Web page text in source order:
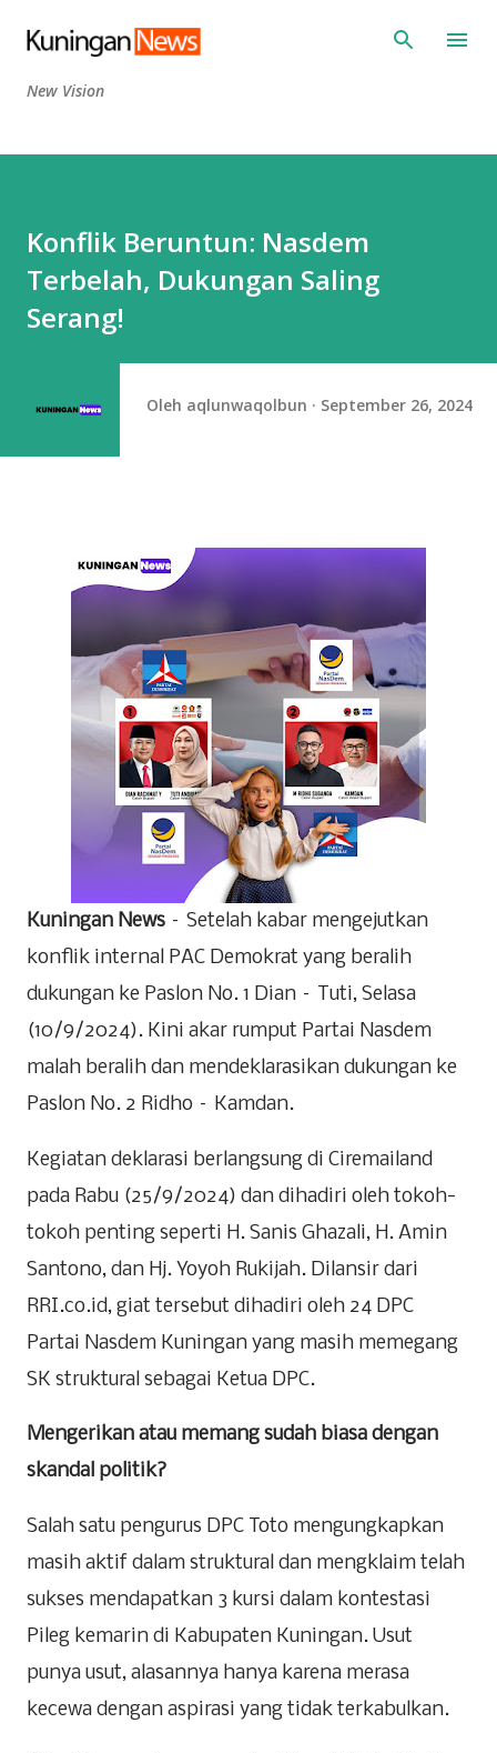
Langsung ke konten utama
New Vision
Konflik Beruntun: Nasdem
Terbelah, Dukungan Saling
Serang!
Oleh aqlunwaqolbun September 26, 2024
Kuningan News – Setelah kabar mengejutkan
konflik internal PAC Demokrat yang beralih
dukungan ke Paslon No. 1 Dian – Tuti, Selasa
(10/9/2024). Kini akar rumput Partai Nasdem
malah beralih dan mendeklarasikan dukungan ke
Paslon No. 2 Ridho – Kamdan.
Kegiatan deklarasi berlangsung di Ciremailand
pada Rabu (25/9/2024) dan dihadiri oleh tokoh-
tokoh penting seperti H. Sanis Ghazali, H. Amin
Santono, dan Hj. Yoyoh Rukijah. Dilansir dari
RRI.co.id, giat tersebut dihadiri oleh 24 DPC
Partai Nasdem Kuningan yang masih memegang
SK struktural sebagai Ketua DPC.
Mengerikan atau memang sudah biasa dengan
skandal politik?
Salah satu pengurus DPC Toto mengungkapkan
masih aktif dalam struktural dan mengklaim telah
sukses mendapatkan 3 kursi dalam kontestasi
Pileg kemarin di Kabupaten Kuningan. Usut
punya usut, alasannya hanya karena merasa
kecewa dengan aspirasi yang tidak terkabulkan.